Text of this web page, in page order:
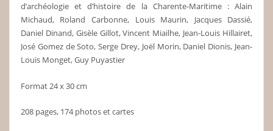
d’archéologie et d’histoire de la Charente-Maritime : Alain
Michaud, Roland Carbonne, Louis Maurin, Jacques Dassié,
Daniel Dinand, Gisèle Gillot, Vincent Miailhe, Jean-Louis Hillairet,
José Gomez de Soto, Serge Drey, Joël Morin, Daniel Dionis, Jean-
Louis Monget, Guy Puyastier
Format 24 x 30 cm
208 pages, 174 photos et cartes